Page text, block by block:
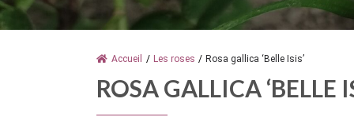
Accueil / Les roses / Rosa gallica ‘Belle Isis’
ROSA GALLICA ‘BELLE